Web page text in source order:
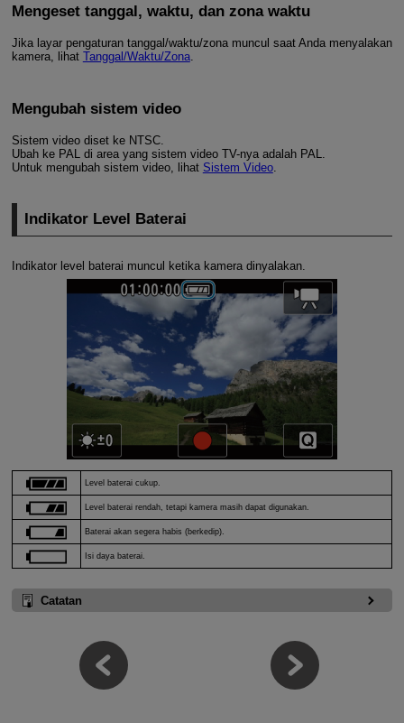
Mengeset tanggal, waktu, dan zona waktu
Jika layar pengaturan tanggal/waktu/zona muncul saat Anda menyalakan
kamera, lihat Tanggal/Waktu/Zona.
Mengubah sistem video
Sistem video diset ke NTSC.
Ubah ke PAL di area yang sistem video TV-nya adalah PAL.
Untuk mengubah sistem video, lihat Sistem Video.
Indikator Level Baterai
Indikator level baterai muncul ketika kamera dinyalakan.
Level baterai cukup.
Level baterai rendah, tetapi kamera masih dapat digunakan.
Baterai akan segera habis (berkedip).
Isi daya baterai.
Catatan